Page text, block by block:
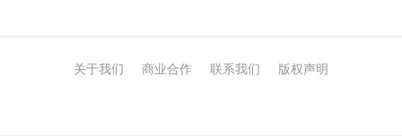
关于我们 商业合作 联系我们 版权声明